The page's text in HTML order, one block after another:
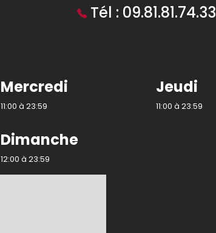
Tél : 09.81.81.74.33
Mercredi
11:00 à 23:59
Jeudi
11:00 à 23:59
Dimanche
12:00 à 23:59